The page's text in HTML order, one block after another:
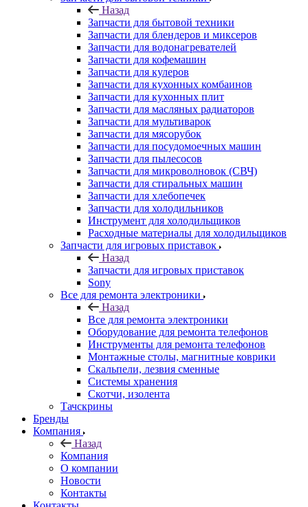
Запчасти для водонагревателей
Запчасти для кофемашин
Запчасти для кулеров
Запчасти для кухонных комбаинов
Запчасти для кухонных плит
Запчасти для масляных радиаторов
Запчасти для мультиварок
Запчасти для мясорубок
Запчасти для посудомоечных машин
Запчасти для пылесосов
Запчасти для микроволновок (СВЧ)
Запчасти для стиральных машин
Запчасти для хлебопечек
Запчасти для холодильников
Инструмент для холодильщиков
Расходные материалы для холодильщиков
Запчасти для игровых приставок
Назад
Запчасти для игровых приставок
Sony
Все для ремонта электроники
Назад
Все для ремонта электроники
Оборудование для ремонта телефонов
Инструменты для ремонта телефонов
Монтажные столы, магнитные коврики
Скальпели, лезвия сменные
Системы хранения
Скотчи, изолента
Тачскрины
Назад
Компания
О компании
Новости
Контакты
Контакты
Личный кабинет